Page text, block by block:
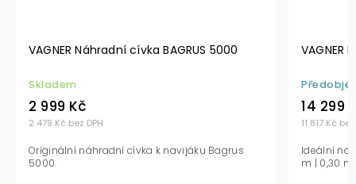
VAGNER Náhradní cívka BAGRUS 5000
Skladem
2 479 Kč bez DPH
2 999 Kč
Originální náhradní cívka k navijáku Bagrus
5000.
VAGNER
11 817 Kč
14 299
Ideální
m | 0,30